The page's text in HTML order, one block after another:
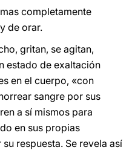
completamente
de orar.
gritan, se agitan,
estado de exaltación
en el cuerpo, «con
sangre por sus
a sí mismos para
en sus propias
respuesta. Se revela así